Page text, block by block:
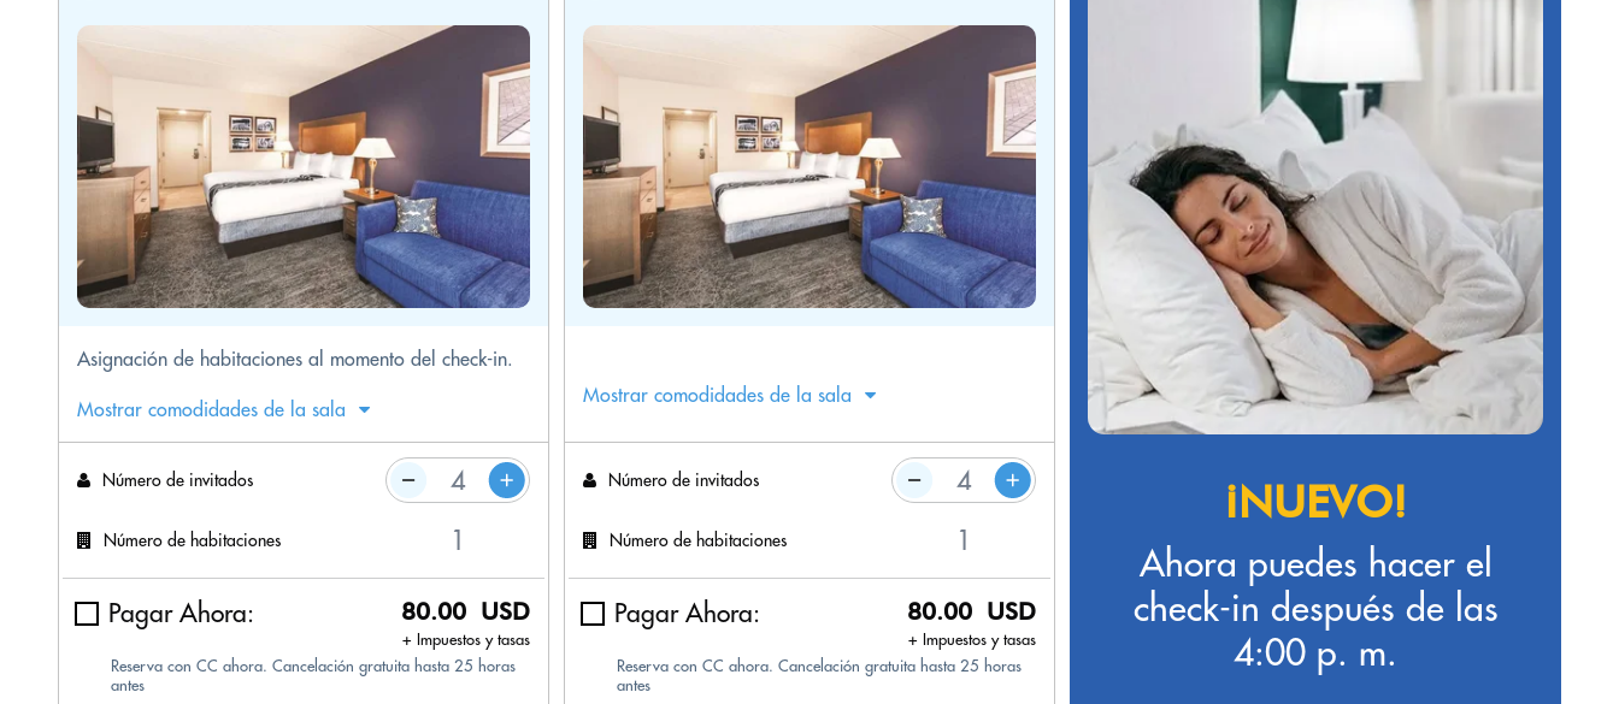
Asignación de habitaciones al momento del check-in.
Mostrar comodidades de la sala
Número de invitados
Número de habitaciones
Pagar Ahora: 80.00 USD
+ Impuestos y tasas
Reserva con CC ahora. Cancelación gratuita hasta 25 horas
antes
Mostrar comodidades de la sala
Número de invitados
Número de habitaciones
Pagar Ahora: 80.00 USD
+ Impuestos y tasas
Reserva con CC ahora. Cancelación gratuita hasta 25 horas
antes
¡NUEVO!
Ahora puedes hacer el
check-in después de las
4:00 p. m.